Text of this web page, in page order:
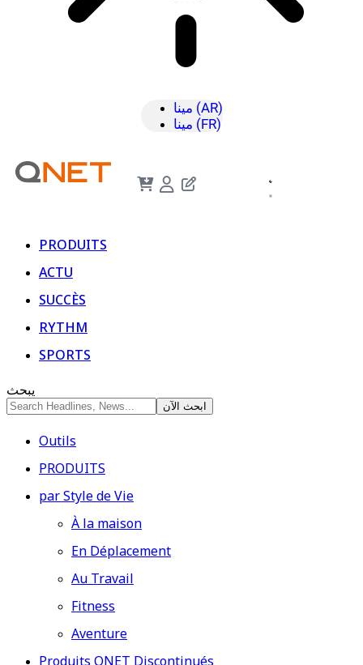
مينا (AR)
مينا (FR)
PRODUITS
ACTU
SUCCÈS
RYTHM
SPORTS
يبحث
Outils
PRODUITS
par Style de Vie
À la maison
En Déplacement
Au Travail
Fitness
Aventure